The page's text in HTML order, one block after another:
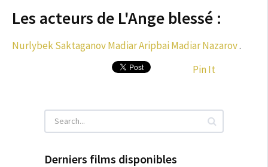
Les acteurs de L'Ange blessé :
Nurlybek SaktaganovMadiar AripbaiMadiar Nazarov.
Pin It
Derniers films disponibles